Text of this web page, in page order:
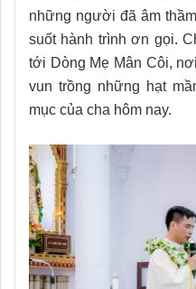
những người đã âm
suốt hành trình ơn gọi.
tới Dòng Mẹ Mân Côi,
vun trồng những hạt
mục của cha hôm nay.